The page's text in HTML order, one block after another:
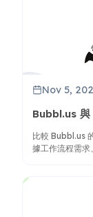
Nov 5,
Bubbl.us 與
比較 Bubbl.us
據工作流程需求